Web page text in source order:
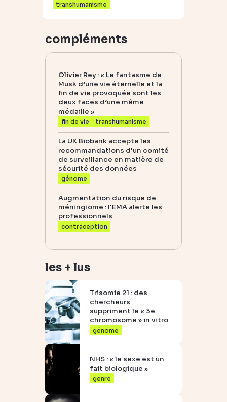
transhumanisme
compléments
Olivier Rey : « Le fantasme de
Musk d’une vie éternelle et la
fin de vie provoquée sont les
deux faces d’une même
médaille »
fin de vie transhumanisme
La UK Biobank accepte les
recommandations d'un comité
de surveillance en matière de
sécurité des données
génome
Augmentation du risque de
méningiome : l'EMA alerte les
professionnels
contraception
les + lus
Trisomie 21 : des
chercheurs
suppriment le « 3e
chromosome » in vitro
génome
NHS : « le sexe est un
fait biologique »
genre